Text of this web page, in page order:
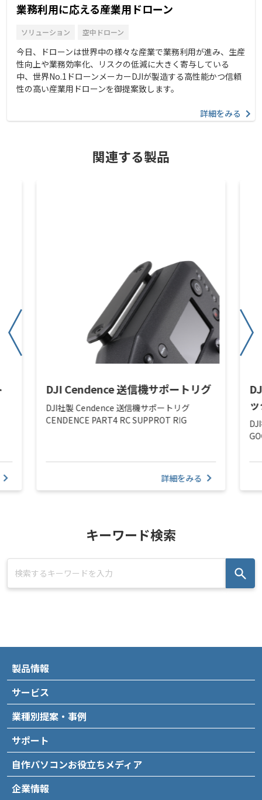
業務利用に応える産業用ドローン
ソリューション 空中ドローン
今日、ドローンは世界中の様々な産業で業務利用が進み、生産
性向上や業務効率化、リスクの低減に大きく寄与している
中、世界No.1ドローンメーカーDJIが製造する高性能かつ信頼
性の高い産業用ドローンを御提案致します。
詳細をみる
関連する製品
DJI Cendence 送信機サポートリグ
DJI社製 Cendence 送信機サポートリグ
CENDENCE PART4 RC SUPPROT RIG
詳細をみる
キーワード検索
製品情報
サービス
業種別提案・事例
サポート
自作パソコンお役立ちメディア
企業情報